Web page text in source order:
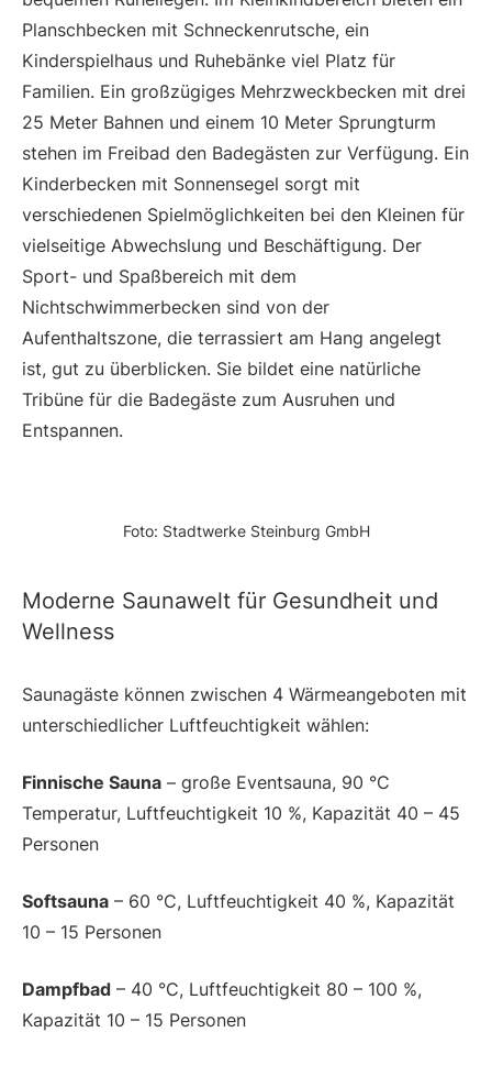
Planschbecken mit Schneckenrutsche, ein
Kinderspielhaus und Ruhebänke viel Platz für
Familien. Ein großzügiges Mehrzweckbecken mit drei
25 Meter Bahnen und einem 10 Meter Sprungturm
stehen im Freibad den Badegästen zur Verfügung. Ein
Kinderbecken mit Sonnensegel sorgt mit
verschiedenen Spielmöglichkeiten bei den Kleinen für
vielseitige Abwechslung und Beschäftigung. Der
Sport- und Spaßbereich mit dem
Nichtschwimmerbecken sind von der
Aufenthaltszone, die terrassiert am Hang angelegt
ist, gut zu überblicken. Sie bildet eine natürliche
Tribüne für die Badegäste zum Ausruhen und
Entspannen.
Foto: Stadtwerke Steinburg GmbH
Moderne Saunawelt für Gesundheit und
Wellness
Saunagäste können zwischen 4 Wärmeangeboten mit
unterschiedlicher Luftfeuchtigkeit wählen:
Finnische Sauna – große Eventsauna, 90 °C
Temperatur, Luftfeuchtigkeit 10 %, Kapazität 40 – 45
Personen
Softsauna – 60 °C, Luftfeuchtigkeit 40 %, Kapazität
10 – 15 Personen
Dampfbad – 40 °C, Luftfeuchtigkeit 80 – 100 %,
Kapazität 10 – 15 Personen